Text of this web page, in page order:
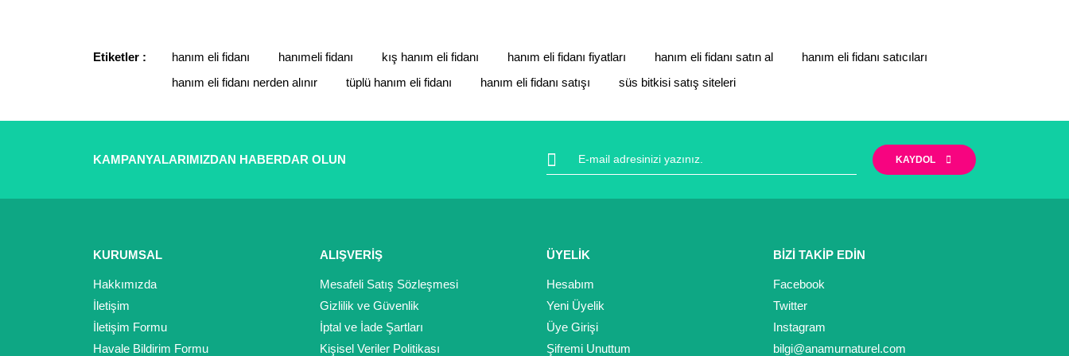
Etiketler : hanım eli fidanı hanımeli fidanı kış hanım eli fidanı hanım eli fidanı fiyatları hanım eli fidanı satın al
hanım eli fidanı satıcıları
hanım eli fidanı nerden alınır
tüplü hanım eli fidanı hanım eli fidanı satışı süs bitkisi satış siteleri
KAMPANYALARIMIZDAN HABERDAR OLUN KAYDOL
KURUMSAL
Hakkımızda
İletişim
İletişim Formu
Havale Bildirim Formu
ALIŞVERİŞ
Mesafeli Satış Sözleşmesi
Gizlilik ve Güvenlik
İptal ve İade Şartları
Kişisel Veriler Politikası
ÜYELİK
Hesabım
Yeni Üyelik
Üye Girişi
Şifremi Unuttum
BİZİ TAKİP EDİN
Facebook
Twitter
Instagram
bilgi@anamurnaturel.com